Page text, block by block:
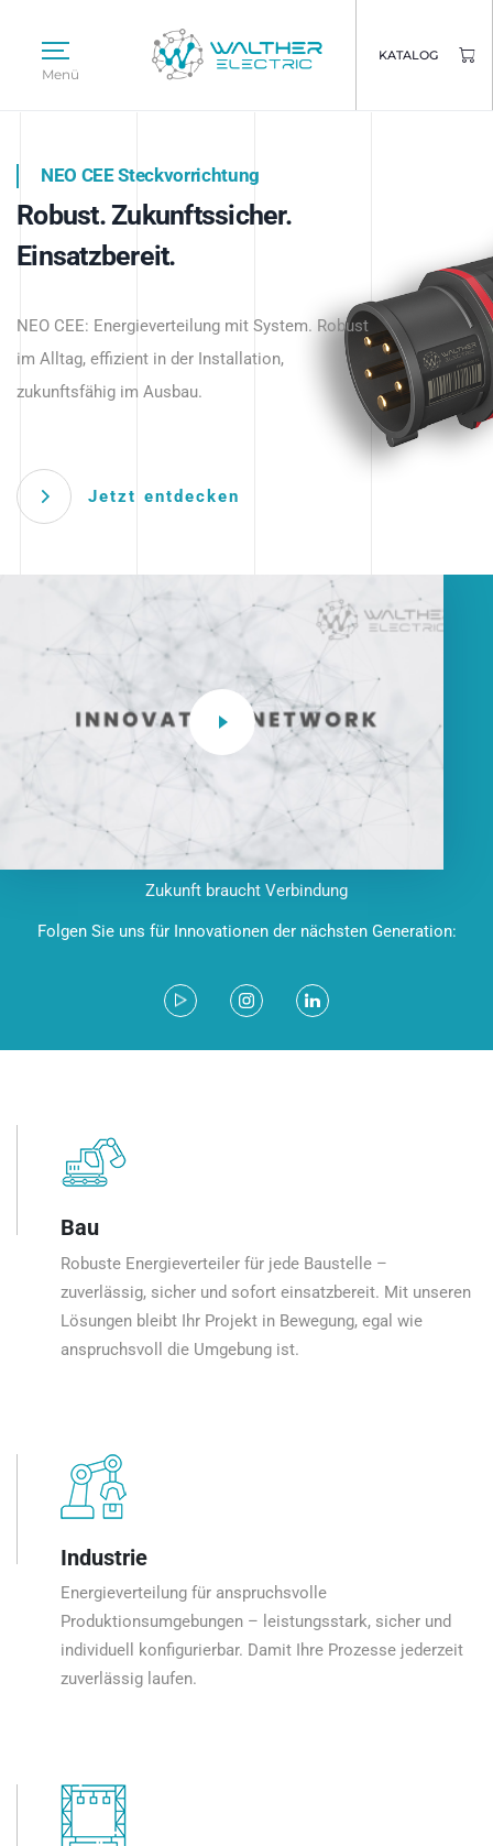
Menü
KATALOG
Intelligente Stromverteilung
beginnt hier.
NEO CEE Steckvorrichtung
Robust. Zukunftssicher.
Einsatzbereit.
NEO CEE: Energieverteilung mit System. Robust
im Alltag, effizient in der Installation,
zukunftsfähig im Ausbau.
Jetzt entdecken
Intelligenz trifft Energie.
Anwendungen – robust, IP-geschützt und
zukunftsfähig.
Zukunft braucht Verbindung
Folgen Sie uns für Innovationen der nächsten Generation:
Bau
Robuste Energieverteiler für jede Baustelle –
zuverlässig, sicher und sofort einsatzbereit. Mit unseren
Lösungen bleibt Ihr Projekt in Bewegung, egal wie
anspruchsvoll die Umgebung ist.
Industrie
Energieverteilung für anspruchsvolle
Produktionsumgebungen – leistungsstark, sicher und
individuell konfigurierbar. Damit Ihre Prozesse jederzeit
zuverlässig laufen.